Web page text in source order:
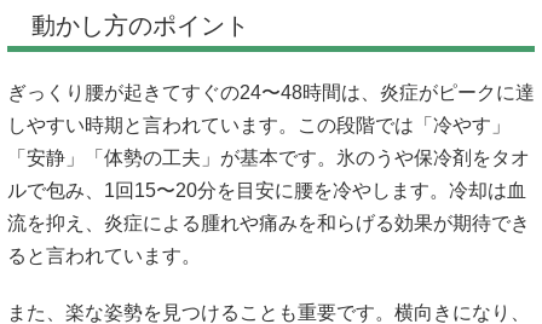
動かし方のポイント
ぎっくり腰が起きてすぐの24〜48時間は、炎症がピークに達
しやすい時期と言われています。この段階では「冷やす」
「安静」「体勢の工夫」が基本です。氷のうや保冷剤をタオ
ルで包み、1回15〜20分を目安に腰を冷やします。冷却は血
流を抑え、炎症による腫れや痛みを和らげる効果が期待でき
ると言われています。
また、楽な姿勢を見つけることも重要です。横向きになり、